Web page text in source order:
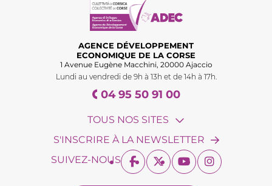
AGENCE DÉVELOPPEMENT
ECONOMIQUE DE LA CORSE
1 Avenue Eugène Macchini, 20000 Ajaccio
Lundi au vendredi de 9h à 13h et de 14h à 17h.
04 95 50 91 00
TOUS NOS SITES
S'INSCRIRE À LA NEWSLETTER
SUIVEZ-NOUS